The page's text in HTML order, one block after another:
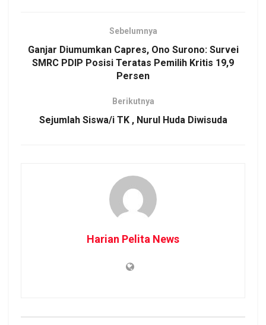
Sebelumnya
Ganjar Diumumkan Capres, Ono Surono: Survei
SMRC PDIP Posisi Teratas Pemilih Kritis 19,9
Persen
Berikutnya
Sejumlah Siswa/i TK , Nurul Huda Diwisuda
Harian Pelita News